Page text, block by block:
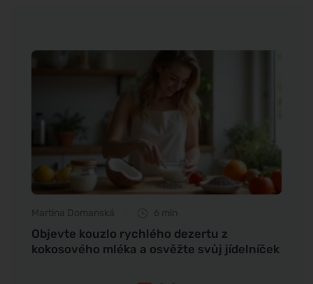
Martina Domanská 6 min
Objevte kouzlo rychlého dezertu z
kokosového mléka a osvěžte svůj jídelníček